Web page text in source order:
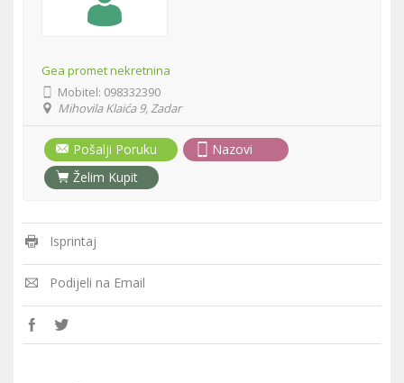
Gea promet nekretnina
Mobitel: 098332390
Mihovila Klaića 9, Zadar
Pošalji Poruku
Nazovi
Želim Kupit
Isprintaj
Podijeli na Email